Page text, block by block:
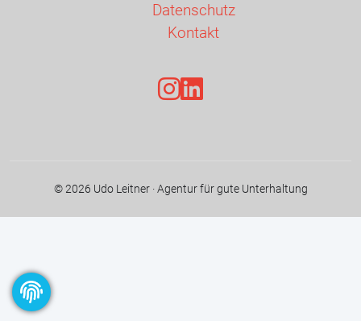
Datenschutz
Kontakt
©2026 Udo Leitner · Agentur für gute Unterhaltung